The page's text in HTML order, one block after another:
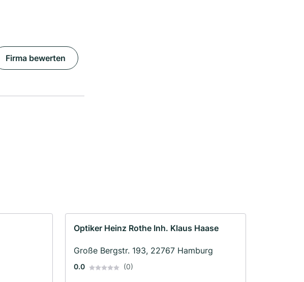
Firma bewerten
Optiker Heinz Rothe Inh. Klaus Haase
Große Bergstr. 193, 22767 Hamburg
0.0 (0)